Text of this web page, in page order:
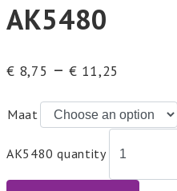
AK5480
€ 8,75 –€ 11,25
Maat
AK5480 quantity